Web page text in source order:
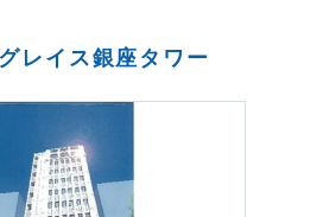
レイス銀座タワー